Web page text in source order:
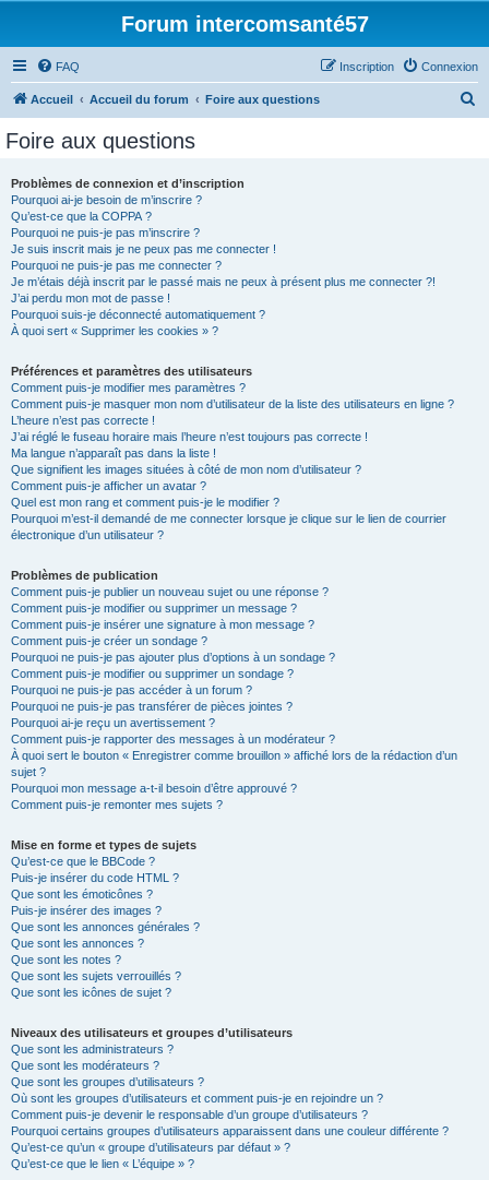
Forum intercomsanté57
FAQ Connexion
Inscription
Accueil Accueil du forum Foire aux questions
Foire aux questions
Problèmes de connexion et d’inscription
Pourquoi ai-je besoin de m’inscrire ?
Qu’est-ce que la COPPA ?
Pourquoi ne puis-je pas m’inscrire ?
Je suis inscrit mais je ne peux pas me connecter !
Pourquoi ne puis-je pas me connecter ?
Je m’étais déjà inscrit par le passé mais ne peux à présent plus me connecter ?!
J’ai perdu mon mot de passe !
Pourquoi suis-je déconnecté automatiquement ?
À quoi sert « Supprimer les cookies » ?
Préférences et paramètres des utilisateurs
Comment puis-je modifier mes paramètres ?
Comment puis-je masquer mon nom d’utilisateur de la liste des utilisateurs en ligne ?
L’heure n’est pas correcte !
J’ai réglé le fuseau horaire mais l’heure n’est toujours pas correcte !
Ma langue n’apparaît pas dans la liste !
Que signifient les images situées à côté de mon nom d’utilisateur ?
Comment puis-je afficher un avatar ?
Quel est mon rang et comment puis-je le modifier ?
Pourquoi m’est-il demandé de me connecter lorsque je clique sur le lien de courrier
électronique d’un utilisateur ?
Problèmes de publication
Comment puis-je publier un nouveau sujet ou une réponse ?
Comment puis-je modifier ou supprimer un message ?
Comment puis-je insérer une signature à mon message ?
Comment puis-je créer un sondage ?
Pourquoi ne puis-je pas ajouter plus d’options à un sondage ?
Comment puis-je modifier ou supprimer un sondage ?
Pourquoi ne puis-je pas accéder à un forum ?
Pourquoi ne puis-je pas transférer de pièces jointes ?
Pourquoi ai-je reçu un avertissement ?
Comment puis-je rapporter des messages à un modérateur ?
À quoi sert le bouton « Enregistrer comme brouillon » affiché lors de la rédaction d’un
sujet ?
Pourquoi mon message a-t-il besoin d’être approuvé ?
Comment puis-je remonter mes sujets ?
Mise en forme et types de sujets
Qu’est-ce que le BBCode ?
Puis-je insérer du code HTML ?
Que sont les émoticônes ?
Puis-je insérer des images ?
Que sont les annonces générales ?
Que sont les annonces ?
Que sont les notes ?
Que sont les sujets verrouillés ?
Que sont les icônes de sujet ?
Niveaux des utilisateurs et groupes d’utilisateurs
Que sont les administrateurs ?
Que sont les modérateurs ?
Que sont les groupes d’utilisateurs ?
Où sont les groupes d’utilisateurs et comment puis-je en rejoindre un ?
Comment puis-je devenir le responsable d’un groupe d’utilisateurs ?
Pourquoi certains groupes d’utilisateurs apparaissent dans une couleur différente ?
Qu’est-ce qu’un « groupe d’utilisateurs par défaut » ?
Qu’est-ce que le lien « L’équipe » ?